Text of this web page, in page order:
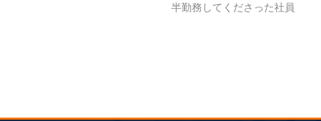
半勤務してくださった社員